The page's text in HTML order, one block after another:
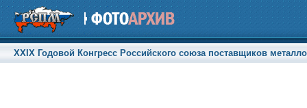
XXIX Годовой Конгресс Российского союза поставщиков